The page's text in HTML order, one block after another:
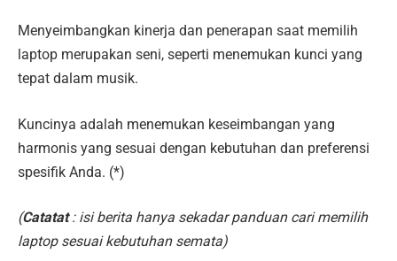
Menyeimbangkan kinerja dan penerapan saat memilih
laptop merupakan seni, seperti menemukan kunci yang
tepat dalam musik.
Kuncinya adalah menemukan keseimbangan yang
harmonis yang sesuai dengan kebutuhan dan preferensi
spesifik Anda. (*)
(Catatat: isi berita hanya sekadar panduan cari memilih
laptop sesuai kebutuhan semata)